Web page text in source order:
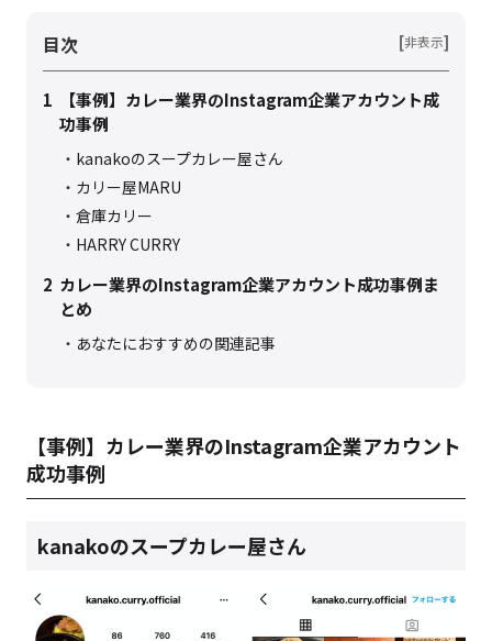
目次 [非表示]
1
【事例】カレー業界のInstagram企業アカウント成
功事例
kanakoのスープカレー屋さん
カリー屋MARU
倉庫カリー
HARRY CURRY
2 カレー業界のInstagram企業アカウント成功事例ま
とめ
あなたにおすすめの関連記事
【事例】カレー業界のInstagram企業アカウント
成功事例
kanakoのスープカレー屋さん